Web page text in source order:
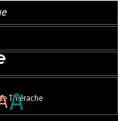
Thiérache
A